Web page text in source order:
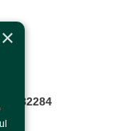
8782284
×